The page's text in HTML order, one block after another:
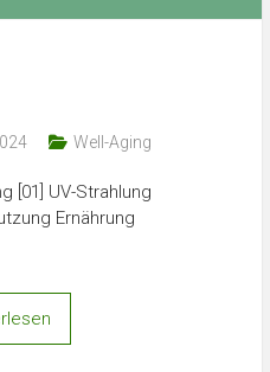
Well-Aging
[01] UV-Strahlung
Ernährung